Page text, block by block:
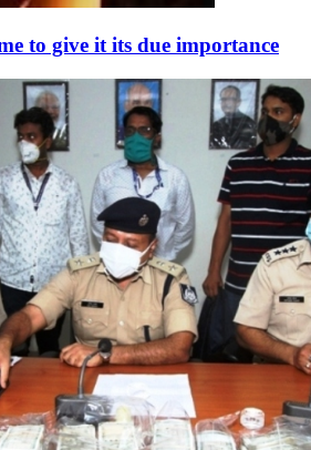
to give it its due importance